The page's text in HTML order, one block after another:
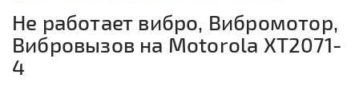
Не работает вибро, Вибромотор,
Вибровызов на Motorola XT2071-
4